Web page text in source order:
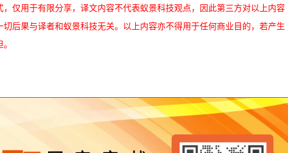
仅用于有限分享，译文内容不代表蚁景科技观点，因此第三方对以上内容
后果与译者和蚁景科技无关。以上内容亦不得用于任何商业目的，若产生